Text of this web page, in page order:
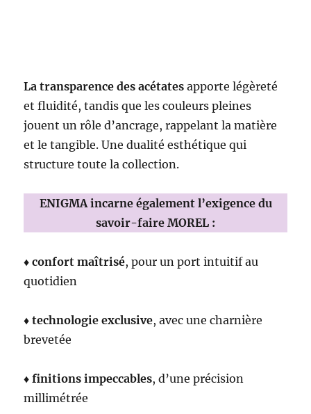
La transparence des acétates apporte légèreté
et fluidité, tandis que les couleurs pleines
jouent un rôle d’ancrage, rappelant la matière
et le tangible. Une dualité esthétique qui
structure toute la collection.
ENIGMA incarne également l’exigence du
savoir-faire MOREL :
♦confort maîtrisé, pour un port intuitif au
quotidien
♦technologie exclusive, avec une charnière
brevetée
♦finitions impeccables, d’une précision
millimétrée